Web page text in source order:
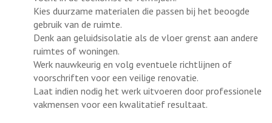
Kies duurzame materialen die passen bij het beoogde
gebruik van de ruimte.
Denk aan geluidsisolatie als de vloer grenst aan andere
ruimtes of woningen.
Werk nauwkeurig en volg eventuele richtlijnen of
voorschriften voor een veilige renovatie.
Laat indien nodig het werk uitvoeren door professionele
vakmensen voor een kwalitatief resultaat.